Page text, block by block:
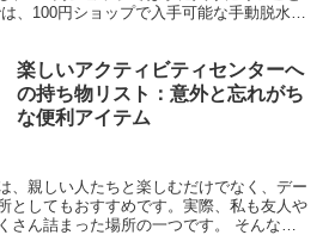
、100円ショップで入手可能な手動脱水器
楽しいアクティビティセンターへ
の持ち物リスト：意外と忘れがち
な便利アイテム
、親しい人たちと楽しむだけでなく、デー
としてもおすすめです。実際、私も友人や
さん詰まった場所の一つです。 そんな中